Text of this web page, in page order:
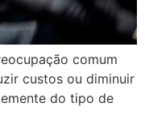
comum
custos ou diminuir
do tipo de